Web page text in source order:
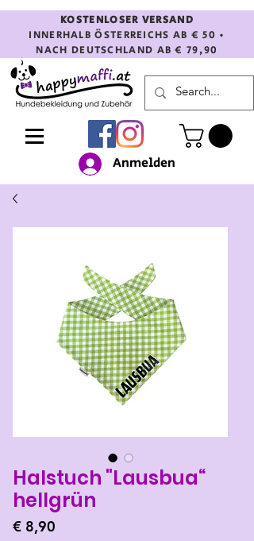
KOSTENLOSER VERSAND
INNERHALB ÖSTERREICHS AB € 50 •
NACH DEUTSCHLAND AB € 79,90
Anmelden
Halstuch "Lausbua“
hellgrün
€ 8,90